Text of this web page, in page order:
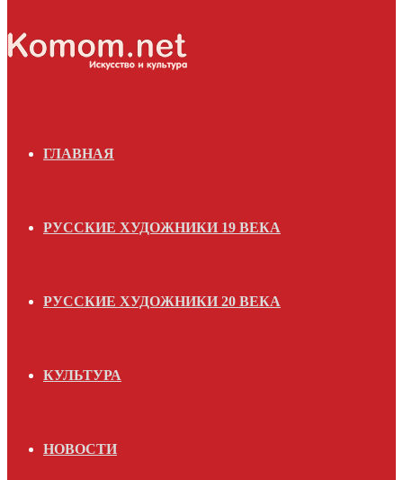
ГЛАВНАЯ
РУССКИЕ ХУДОЖНИКИ 19 ВЕКА
РУССКИЕ ХУДОЖНИКИ 20 ВЕКА
КУЛЬТУРА
НОВОСТИ